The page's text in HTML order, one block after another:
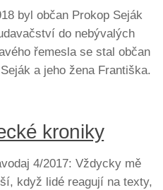
byl občan Prokop Seják
do nebývalých
řemesla se stal občan
a jeho žena Františka.
kroniky
4/2017: Vždycky mě
když lidé reagují na texty,